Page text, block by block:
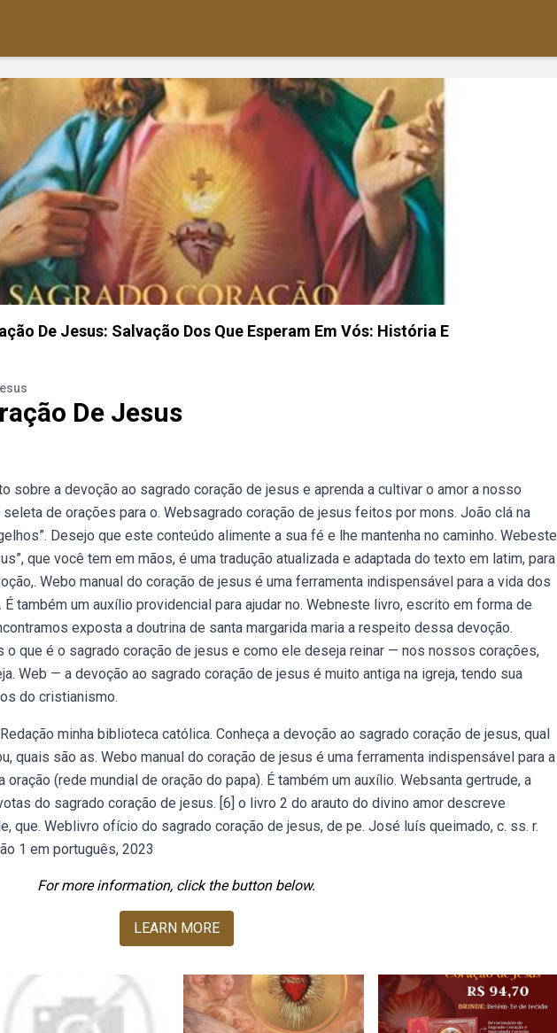
De Jesus: Salvação Dos Que Esperam Em Vós: História E
De Jesus
sobre a devoção ao sagrado coração de jesus e aprenda a cultivar o amor a nosso
de orações para o. Websagrado coração de jesus feitos por mons. João clá na
Desejo que este conteúdo alimente a sua fé e lhe mantenha no caminho. Webeste
que você tem em mãos, é uma tradução atualizada e adaptada do texto em latim, para
Webo manual do coração de jesus é uma ferramenta indispensável para a vida dos
também um auxílio providencial para ajudar no. Webneste livro, escrito em forma de
exposta a doutrina de santa margarida maria a respeito dessa devoção.
que é o sagrado coração de jesus e como ele deseja reinar — nos nossos corações,
Web — a devoção ao sagrado coração de jesus é muito antiga na igreja, tendo sua
do cristianismo.
minha biblioteca católica. Conheça a devoção ao sagrado coração de jesus, qual
quais são as. Webo manual do coração de jesus é uma ferramenta indispensável para a
(rede mundial de oração do papa). É também um auxílio. Websanta gertrude, a
do sagrado coração de jesus. [6] o livro 2 do arauto do divino amor descreve
que. Weblivro ofício do sagrado coração de jesus, de pe. José luís queimado, c. ss. r.
1 em português, 2023
For more information, click the button below.
LEARN MORE